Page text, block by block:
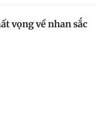
vọng về nhan sắc